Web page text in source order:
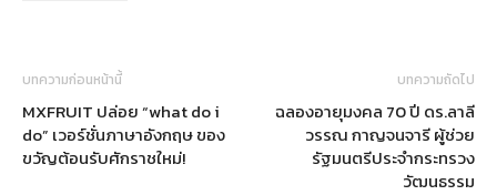
บทความก่อนหน้านี้
MXFRUIT ปล่อย “what do i
do” เวอร์ชั่นภาษาอังกฤษ ของ
ขวัญต้อนรับศักราชใหม่!
บทความถัดไป
ฉลองอายุมงคล 70 ปี ดร.ลาลี
วรรณ กาญจนจารี ผู้ช่วย
รัฐมนตรีประจำกระทรวง
วัฒนธรรม